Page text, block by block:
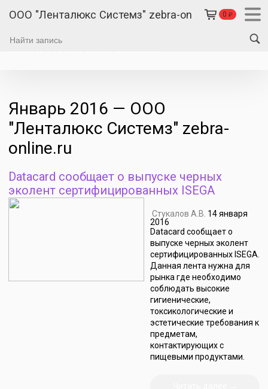
ООО "Ленталюкс Системз" zebra-online.ru 0 ₽
Январь 2016 — ООО
"Ленталюкс Системз" zebra-
online.ru
Datacard сообщает о выпуске черных
эколент сертифицированных ISEGA
Стукалов А.В. 14 января
2016
Datacard сообщает о
выпуске черных эколент
сертифицированных ISEGA.
Данная лента нужна для
рынка где необходимо
соблюдать высокие
гигиенические,
токсикологические и
эстетические требования к
предметам,
контактирующих с
пищевыми продуктами.